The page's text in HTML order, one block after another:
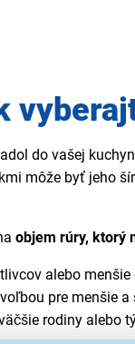
do vašej
môže byť jeho
objem rúry, ktorý
alebo
pre menšie
rodiny alebo